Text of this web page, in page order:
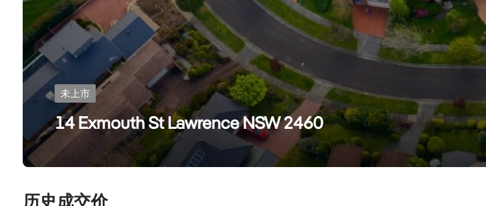
未上市
14 Exmouth St Lawrence NSW 2460
历史成交价